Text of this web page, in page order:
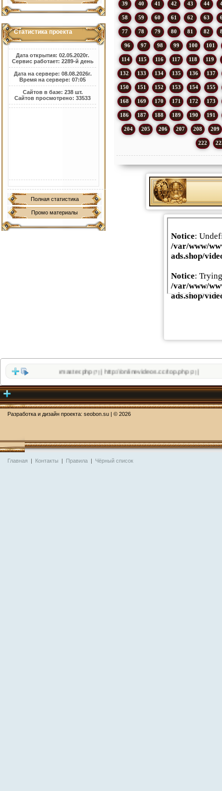
Статистика проекта
Дата открытия: 02.05.2020г.
Сервис работает: 2289-й день
Дата на сервере: 08.08.2026г.
Время на сервере: 07:05
Сайтов в базе: 238 шт.
Сайтов просмотрено: 33533
Полная статистика
Промо материалы
39 40 41 42 43 44
58 59 60 61 62 63
77 78 79 80 81 82
96 97 98 99 100 101
114 115 116 117 118 119
132 133 134 135 136 137
150 151 152 153 154 155
168 169 170 171 172 173
186 187 188 189 190 191
204 205 206 207 208 209
222
sloth_webmaster.php (7)|http://onlinevideos.cc/top.php(2)|
Разработка и дизайн проекта: seobon.su | © 2026
Главная | Контакты | Правила | Чёрный список